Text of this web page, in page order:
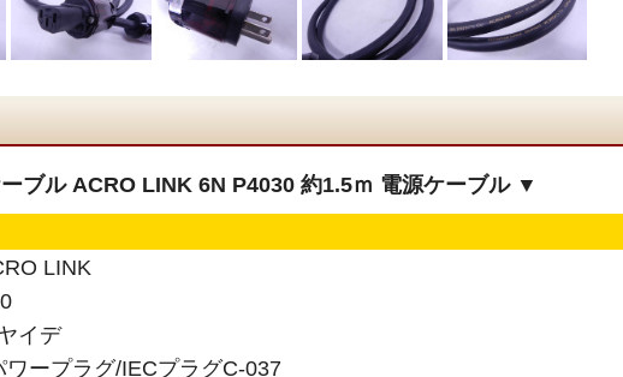
ブル ACRO LINK 6N P4030 約1.5ｍ 電源ケーブル ▼
LINK
イデ
ワープラグ/IECプラグC-037